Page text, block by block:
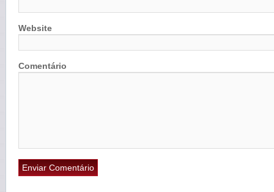
Website
Comentário